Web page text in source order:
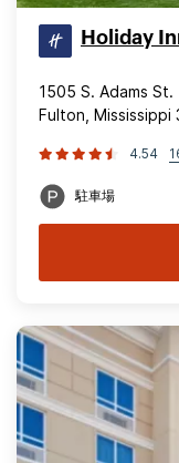
Holiday
1505 S. Adams St.
Fulton,
4.54
駐車場